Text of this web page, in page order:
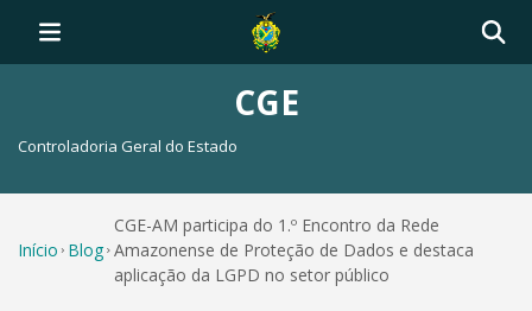
CGE
Controladoria Geral do Estado
Início Blog
CGE-AM participa do 1.º Encontro da Rede
Amazonense de Proteção de Dados e destaca
aplicação da LGPD no setor público